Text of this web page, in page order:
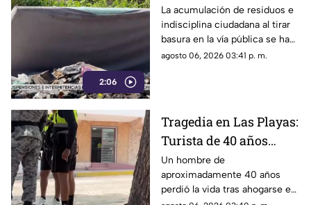
2:06
exigen conciencia y
sanciones más
estrictas
La acumulación de residuos e
indisciplina ciudadana al tirar
basura en la vía pública se ha
consolidado como un grave
agosto 06, 2026 03:41 p. m.
Tragedia en Las Playas:
Turista de 40 años
mu3r3 ahogado en la
alberca de un hotel en
Acapulco
Un hombre de
aproximadamente 40 años
perdió la vida tras ahogarse en